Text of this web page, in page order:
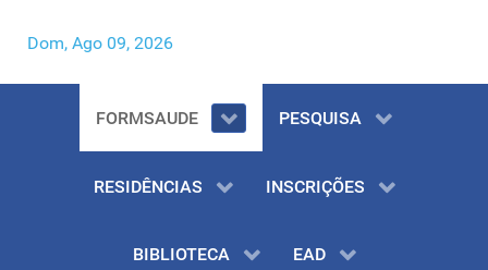
Dom, Ago 09, 2026
FORMSAUDE PESQUISA
RESIDÊNCIAS INSCRIÇÕES
BIBLIOTECA EAD